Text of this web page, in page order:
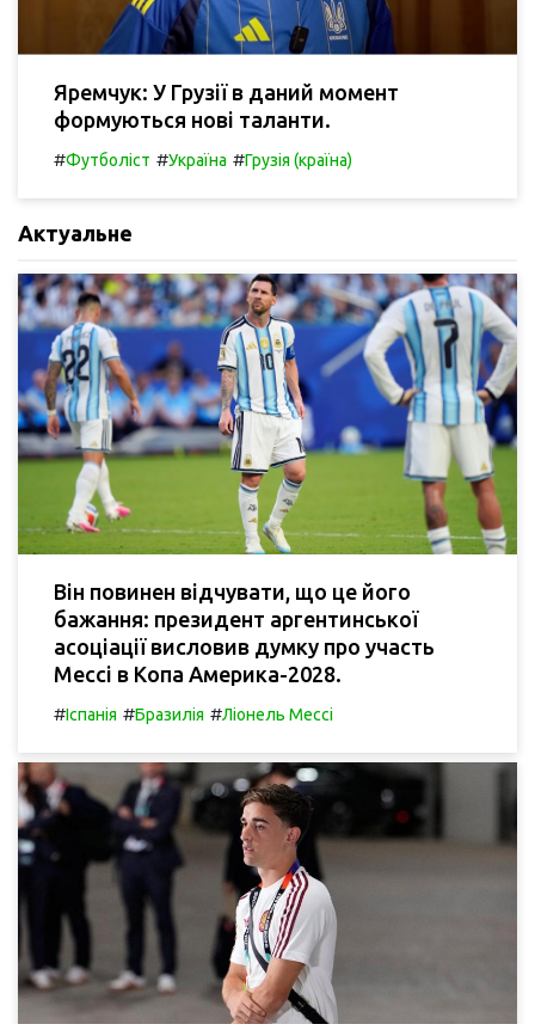
Яремчук: У Грузії в даний момент
формуються нові таланти.
#Футболіст #Україна #Грузія (країна)
Актуальне
Він повинен відчувати, що це його
бажання: президент аргентинської
асоціації висловив думку про участь
Мессі в Копа Америка-2028.
#Іспанія #Бразилія #Ліонель Мессі